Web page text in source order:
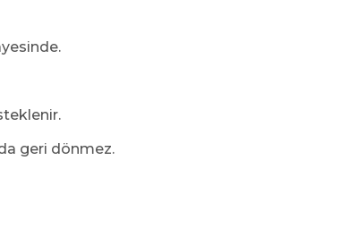
geri dönmez.